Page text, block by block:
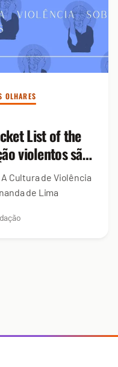
OLHARES
List of the
violentos são
vida real?
Cultura de Violência
de Lima